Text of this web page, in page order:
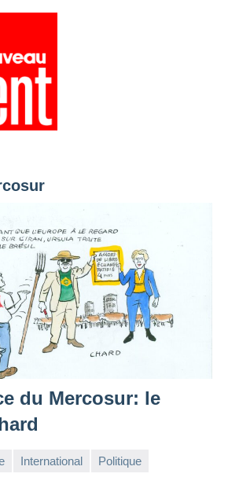
du Mercosur: le
International
Politique